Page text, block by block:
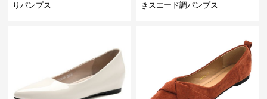
りパンプス
きスエード調パンプス